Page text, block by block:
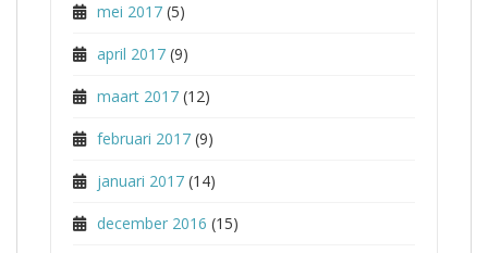
mei 2017 (5)
april 2017 (9)
maart 2017 (12)
februari 2017 (9)
januari 2017 (14)
december 2016 (15)